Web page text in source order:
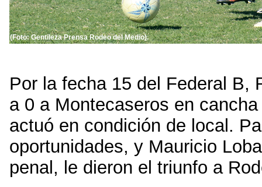
(Foto: Gentileza Prensa Rodeo del Medio).
Por la fecha 15 del Federal B,
a 0 a Montecaseros en
actuó en condición de local.
oportunidades, y Mauricio
penal, le dieron el triunfo a